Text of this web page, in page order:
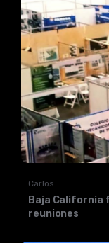
Carlos
Baja California
reuniones